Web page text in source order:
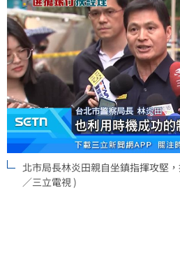
北市局長林炎田親自坐鎮指揮攻堅
／三立電視 )